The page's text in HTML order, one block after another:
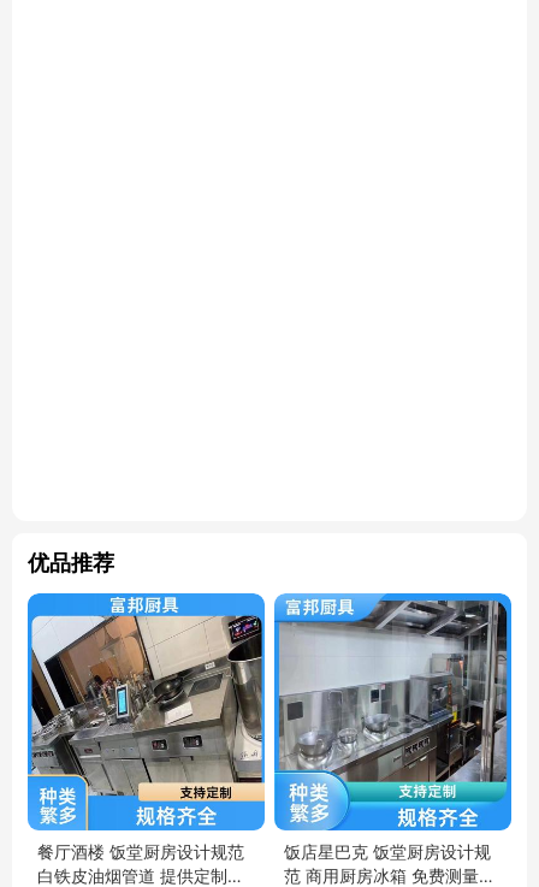
优品推荐
餐厅酒楼 饭堂厨房设计规范
白铁皮油烟管道 提供定制方
饭店星巴克 饭堂厨房设计规
范 商用厨房冰箱 免费测量安